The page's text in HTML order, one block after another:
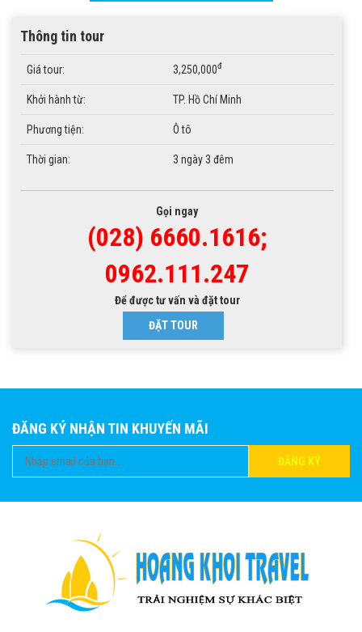
Thông tin tour
Giá tour: 3,250,000đ
Khởi hành từ: TP. Hồ Chí Minh
Phương tiện: Ô tô
Thời gian: 3 ngày 3 đêm
Gọi ngay
(028) 6660.1616;
0962.111.247
Để được tư vấn và đặt tour
ĐẶT TOUR
ĐĂNG KÝ NHẬN TIN KHUYẾN MÃI
ĐĂNG KÝ